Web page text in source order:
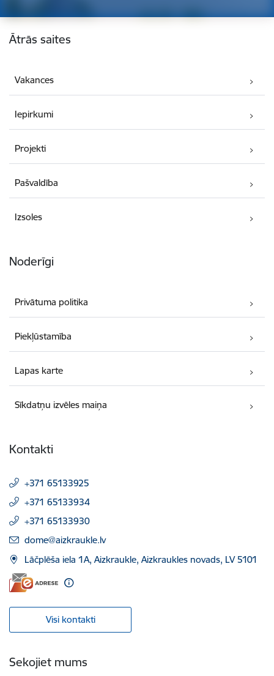
Kājene
Ātrās saites
Vakances
Iepirkumi
Projekti
Pašvaldība
Izsoles
Noderīgi
Privātuma politika
Piekļūstamība
Lapas karte
Sīkdatņu izvēles maiņa
Kontakti
+371 65133925
+371 65133934
+371 65133930
E-pasts:
dome@aizkraukle.lv
Lāčplēša iela 1A, Aizkraukle, Aizkraukles novads, LV 5101
Visi kontakti
Sekojiet mums